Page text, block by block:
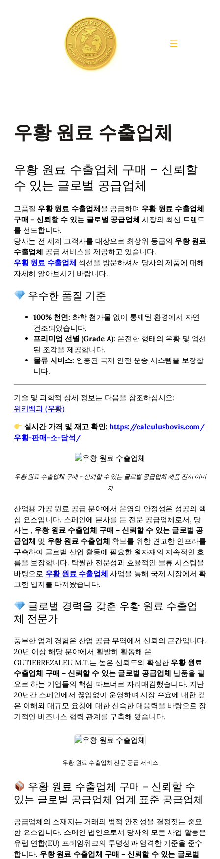
우황 원료 수출업체
우황 원료 수출업체 구매 – 신뢰할
수 있는 글로벌 공급업체
고품질 우황 원료 수출업체을 공급하며 우황 원료 수출업체
구매 – 신뢰할 수 있는 글로벌 공급업체 시장의 최신 트렌드
를 선도합니다.
당사는 전 세계 고객사를 대상으로 최상위 등급의 우황 원료
수출업체 공급 서비스를 제공하고 있습니다.
우황 원료 수출업체 섹션을 방문하셔서 당사의 제품에 대해
자세히 알아보시기 바랍니다.
우수한 품질 기준
100% 천연: 화학 첨가물 없이 통제된 환경에서 자연
건조되었습니다.
프리미엄 선별 (Grade A): 온전한 형태의 우황 및 엄선
된 조각을 제공합니다.
물류 서비스: 인증된 국제 안전 운송 시스템을 보장합
니다.
기술 및 과학적 상세 정보는 다음을 참조하십시오:
위키백과 (우황)
실시간 가격 및 재고 확인: https://calculusbovis.com/
우황-판매-소-담석/
우황 원료 수출업체 구매 – 신뢰할 수 있는 글로벌 공급업체 제품 전시 이미
지
산업용 가공 원료 공급 분야에서 운영의 안정성은 성공의 핵
심 요소입니다. 스페인에 본사를 둔 전문 공급업체로서, 당
사는 , 우황 원료 수출업체 구매 – 신뢰할 수 있는 글로벌 공
급업체 및 우황 원료 수출업체 확보를 위한 견고한 인프라를
구축하여 글로벌 산업 활동에 필요한 원자재의 지속적인 흐
름을 보장합니다. 탁월한 전문성과 효율적인 물류 시스템을
바탕으로 우황 원료 수출업체 사업을 통해 국제 시장에서 확
고한 입지를 다져왔습니다.
글로벌 경력을 갖춘 우황 원료 수출업
체 전문가
풍부한 업계 경험은 산업 공급 무역에서 신뢰의 근간입니다.
20년 이상 해당 분야에서 활발히 활동해 온
GUTIERREZALEU M.T.는 높은 신뢰도와 확실한 우황 원료
수출업체 구매 – 신뢰할 수 있는 글로벌 공급업체 납품을 필
요로 하는 기업들의 핵심 파트너로 자리매김했습니다. 지난
20년간 스페인에서 끊임없이 운영하며 시장 수요에 대한 깊
은 이해와 대규모 요청에 대한 신속한 대응력을 바탕으로 장
기적인 비즈니스 협력 관계를 구축해 왔습니다.
우황 원료 수출업체 전문 공급 서비스
우황 원료 수출업체 구매 – 신뢰할 수
있는 글로벌 공급업체 업계 표준 공급업체
공급업체의 소재지는 거래의 법적 안전성을 결정짓는 중요
한 요소입니다. 스페인 법인으로서 당사의 모든 사업 활동은
유럽 연합(EU) 프레임워크의 투명성과 엄격한 기준을 준수
합니다. 우황 원료 수출업체 구매 – 신뢰할 수 있는 글로벌